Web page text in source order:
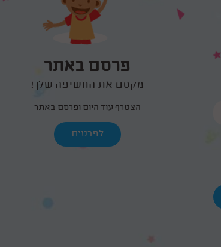
פרסם באתר
מקסם את החשיפה שלך!
הצטרף עוד היום ופרסם באתר
לפרטים